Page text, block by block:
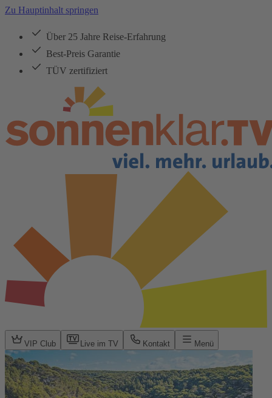
Zu Hauptinhalt springen
Über 25 Jahre Reise-Erfahrung
Best-Preis Garantie
TÜV zertifiziert
VIP Club Live im TV Kontakt Menü